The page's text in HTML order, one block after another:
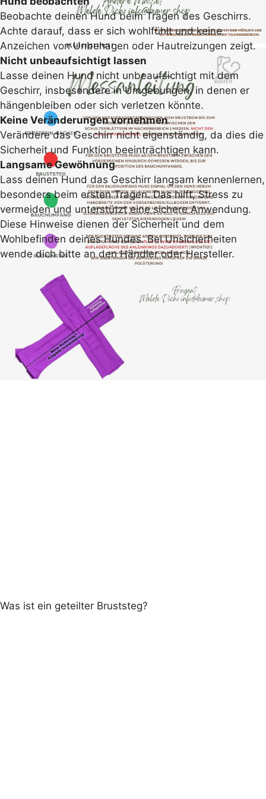
Beobachte deinen Hund beim Tragen des Geschirrs.
Achte darauf, dass er sich wohlfühlt und keine
Anzeichen von Unbehagen oder Hautreizungen zeigt.
Nicht unbeaufsichtigt lassen
Lasse deinen Hund nicht unbeaufsichtigt mit dem
Geschirr, insbesondere in Umgebungen, in denen er
hängenbleiben oder sich verletzen könnte.
Keine Veränderungen vornehmen
Verändere das Geschirr nicht eigenständig, da dies die
Sicherheit und Funktion beeinträchtigen kann.
Langsame Gewöhnung
Lass deinen Hund das Geschirr langsam kennenlernen,
besonders beim ersten Tragen. Das hilft, Stress zu
vermeiden und unterstützt eine sichere Anwendung.
Diese Hinweise dienen der Sicherheit und dem
Wohlbefinden deines Hundes. Bei Unsicherheiten
wende dich bitte an den Händler oder Hersteller.
Str. Caplenilor 56
445100 Carei
Rumänien
E-Mail: info@bumer.shop
FAQ
Häufig gestellte Fragen
Hier findest du Antworten auf die häufigsten Fragen
zu diesem Produkt.
Wie läuft der Versand ab?
Wann kommt meine Bestellung an?
Was ist ein geteilter Bruststeg?